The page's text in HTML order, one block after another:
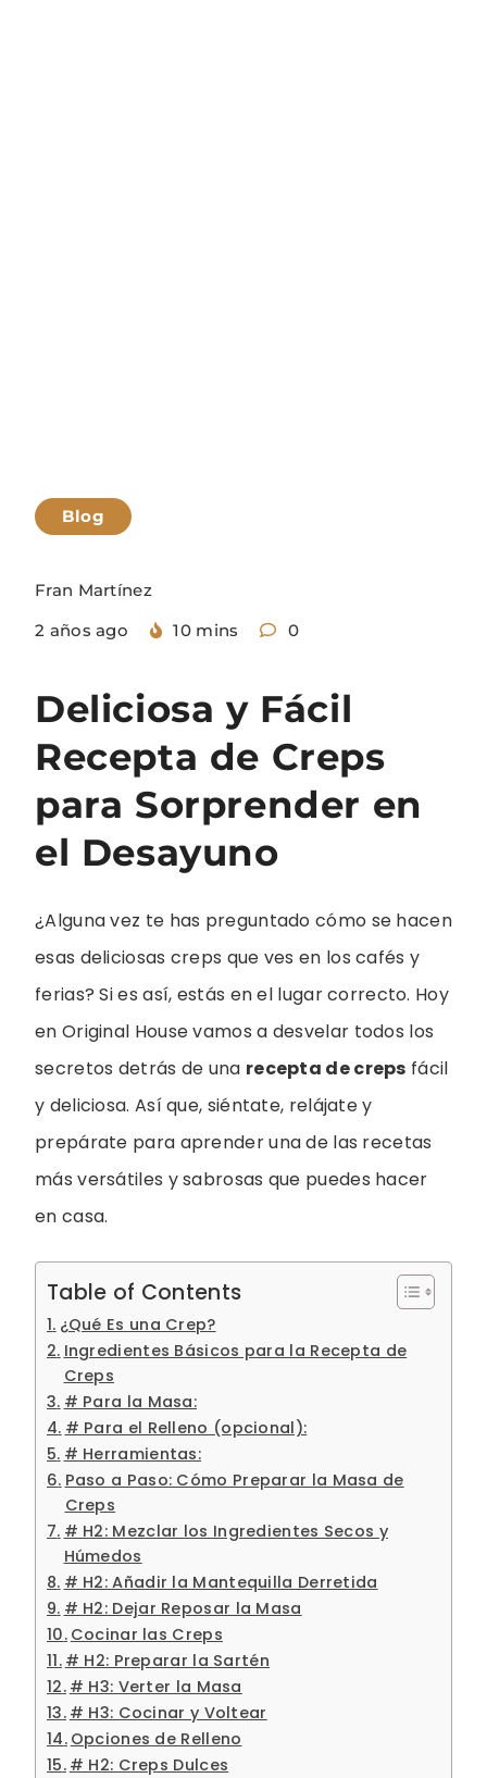
Blog
Fran Martínez
2 años ago
10 mins 0
Deliciosa y Fácil
Recepta de Creps
para Sorprender en
el Desayuno
¿Alguna vez te has preguntado cómo se hacen
esas deliciosas creps que ves en los cafés y
ferias? Si es así, estás en el lugar correcto. Hoy
en Original House vamos a desvelar todos los
secretos detrás de una recepta de creps fácil
y deliciosa. Así que, siéntate, relájate y
prepárate para aprender una de las recetas
más versátiles y sabrosas que puedes hacer
en casa.
Table of Contents
¿Qué Es una Crep?
Ingredientes Básicos para la Recepta de
Creps
# Para la Masa:
# Para el Relleno (opcional):
# Herramientas:
Paso a Paso: Cómo Preparar la Masa de
Creps
# H2: Mezclar los Ingredientes Secos y
Húmedos
# H2: Añadir la Mantequilla Derretida
# H2: Dejar Reposar la Masa
Cocinar las Creps
# H2: Preparar la Sartén
# H3: Verter la Masa
# H3: Cocinar y Voltear
Opciones de Relleno
# H2: Creps Dulces